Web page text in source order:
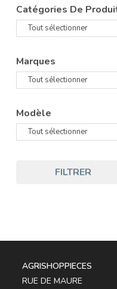
Catégories De
Marques
Modèle
FILTRER
AGRISHOPPIECES
RUE DE MAURE